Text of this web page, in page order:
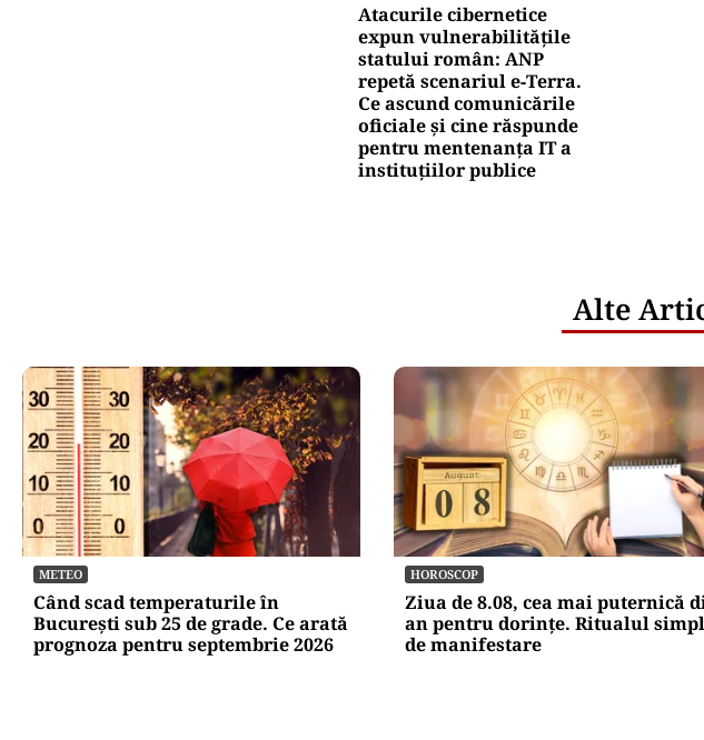
Atacurile cibernetice
expun vulnerabilitățile
statului român: ANP
repetă scenariul e‑Terra.
Ce ascund comunicările
oficiale și cine răspunde
pentru mentenanța IT a
instituțiilor publice
Alte
METEO
Când scad temperaturile în
București sub 25 de grade. Ce arată
prognoza pentru septembrie 2026
HOROSCOP
Ziua de 8.08, cea mai puternică
an pentru dorințe. Ritualul
de manifestare